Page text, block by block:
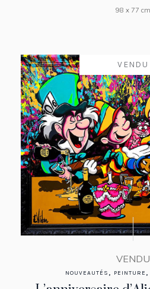
98 x 77 cm
VENDU
VENDU
NOUVEAUTÉS , PEINTURE ,